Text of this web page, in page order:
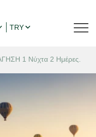
TRY
1 Νύχτα 2 Ημέρες.